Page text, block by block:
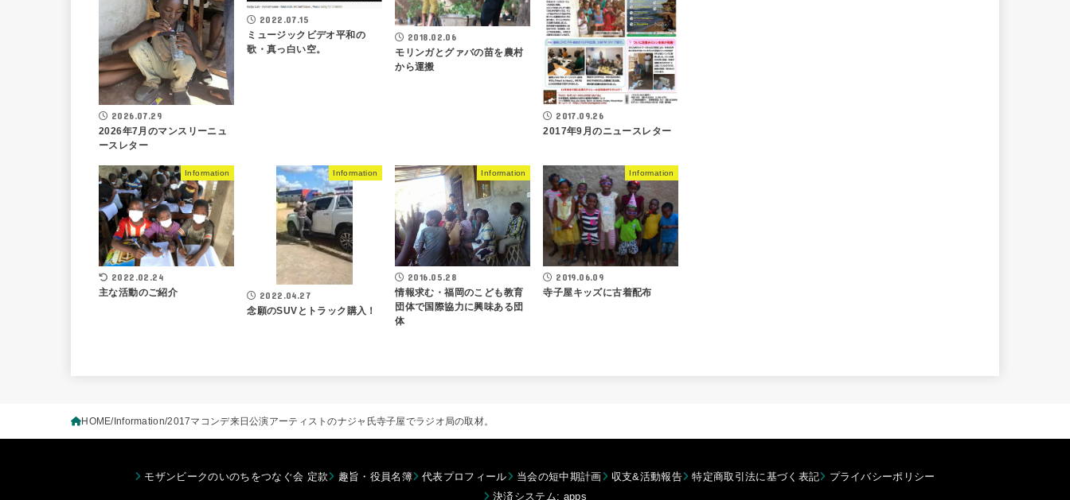
2026.07.29
2026年7月のマンスリーニュ
ースレター
2022.07.15
ミュージックビデオ平和の
歌・真っ白い空。
2018.02.06
モリンガとグァバの苗を農村
から運搬
2017.09.26
2017年9月のニュースレター
Information
2022.02.24
主な活動のご紹介
Information
2022.04.27
念願のSUVとトラック購入！
Information
2016.05.28
情報求む・福岡のこども教育
団体で国際協力に興味ある団
体
Information
2019.06.09
寺子屋キッズに古着配布
HOME Information 2017マコンデ来日公演アーティストのナジャ氏寺子屋でラジオ局の取材。
モザンビークのいのちをつなぐ会 定款 趣旨・役員名簿 代表プロフィール 当会の短中期計画 収支&活動報告 特定商取引法に基づく表記
プライバシーポリシー
決済システム: apps